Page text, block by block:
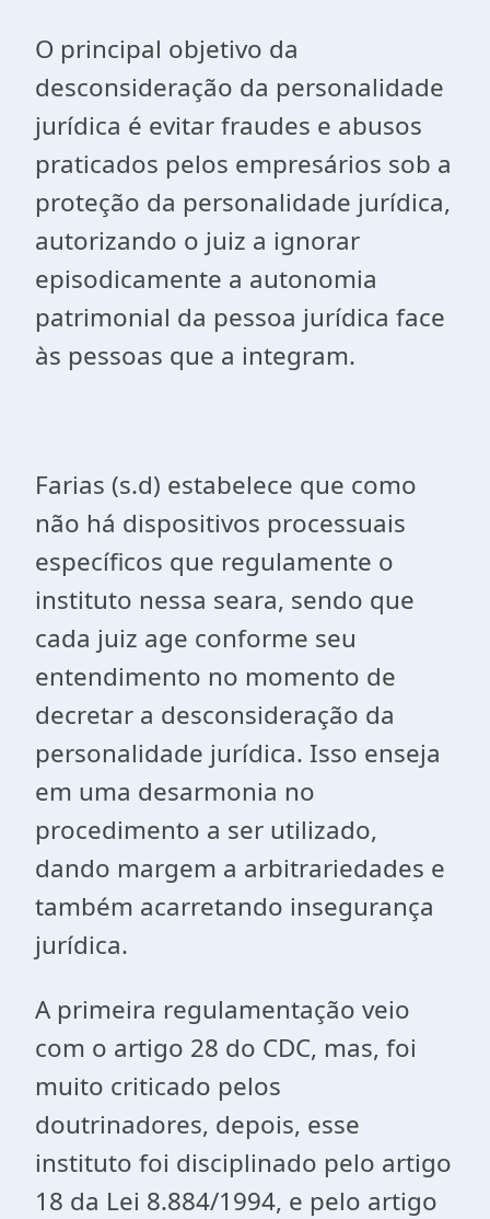
O principal objetivo da
desconsideração da personalidade
jurídica é evitar fraudes e abusos
praticados pelos empresários sob a
proteção da personalidade jurídica,
autorizando o juiz a ignorar
episodicamente a autonomia
patrimonial da pessoa jurídica face
às pessoas que a integram.
Farias (s.d) estabelece que como
não há dispositivos processuais
específicos que regulamente o
instituto nessa seara, sendo que
cada juiz age conforme seu
entendimento no momento de
decretar a desconsideração da
personalidade jurídica. Isso enseja
em uma desarmonia no
procedimento a ser utilizado,
dando margem a arbitrariedades e
também acarretando insegurança
jurídica.
A primeira regulamentação veio
com o artigo 28 do CDC, mas, foi
muito criticado pelos
doutrinadores, depois, esse
instituto foi disciplinado pelo artigo
18 da Lei 8.884/1994, e pelo artigo